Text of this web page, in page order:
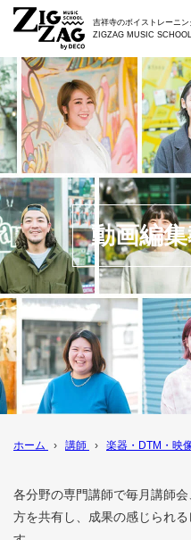
吉祥寺のボイストレーニ
ZIGZAG MUSIC SCHOOL
動画編
ホーム › 講師 › 楽器・DTM・映
各分野の専門講師で毎月講師
方を共有し、成果の感じられ